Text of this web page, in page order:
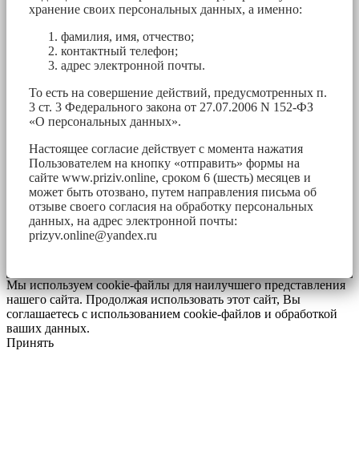
хранение своих персональных данных, а именно:
фамилия, имя, отчество;
контактный телефон;
адрес электронной почты.
То есть на совершение действий, предусмотренных п.
3 ст. 3 Федерального закона от 27.07.2006 N 152-ФЗ
«О персональных данных».
Настоящее согласие действует с момента нажатия
Пользователем на кнопку «отправить» формы на
сайте www.priziv.online, сроком 6 (шесть) месяцев и
может быть отозвано, путем направления письма об
отзыве своего согласия на обработку персональных
данных, на адрес электронной почты:
prizyv.online@yandex.ru
Мы используем cookie-файлы для наилучшего представления
нашего сайта. Продолжая использовать этот сайт, Вы
соглашаетесь с использованием cookie-файлов и обработкой
ваших данных.
Принять